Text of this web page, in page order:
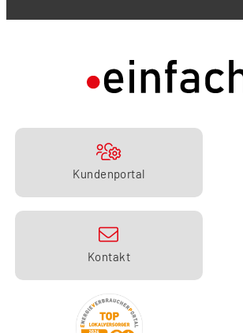
Kundenportal
Kontakt